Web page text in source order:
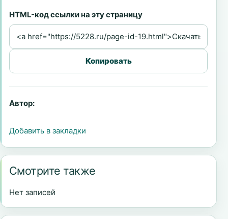
HTML-код ссылки на эту страницу
Копировать
Автор:
Добавить в закладки
Смотрите также
Нет записей